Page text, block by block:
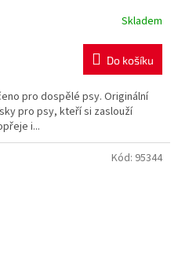
Skladem
Do košíku
pro dospělé psy. Originální
pro psy, kteří si zaslouží
i...
Kód: 95344